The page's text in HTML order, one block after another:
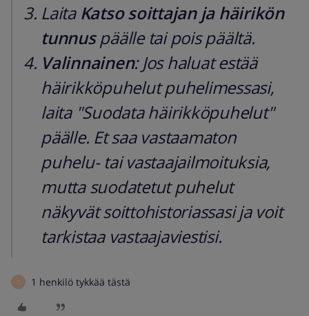
Laita Katso soittajan ja häirikön
tunnuspäälle tai pois päältä.
Valinnainen: Jos haluat estää
häirikköpuhelut puhelimessasi,
laita "Suodata häirikköpuhelut"
päälle. Et saa vastaamaton
puhelu- tai vastaajailmoituksia,
mutta suodatetut puhelut
näkyvät soittohistoriassasi ja voit
tarkistaa vastaajaviestisi.
O 1 henkilö tykkää tästä